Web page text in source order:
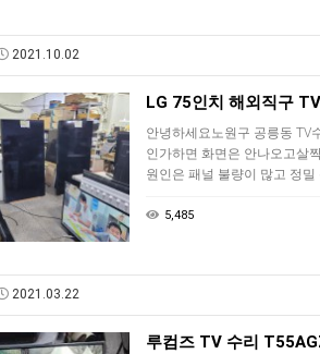
2021.10.02
LG 75인치 해외직구
안녕하세요노원구 공릉동 TV
인가하면 화면은 안나오고살
원인은 패널 불량이 많고 정
5,485
2021.03.22
루컴즈 TV 수리